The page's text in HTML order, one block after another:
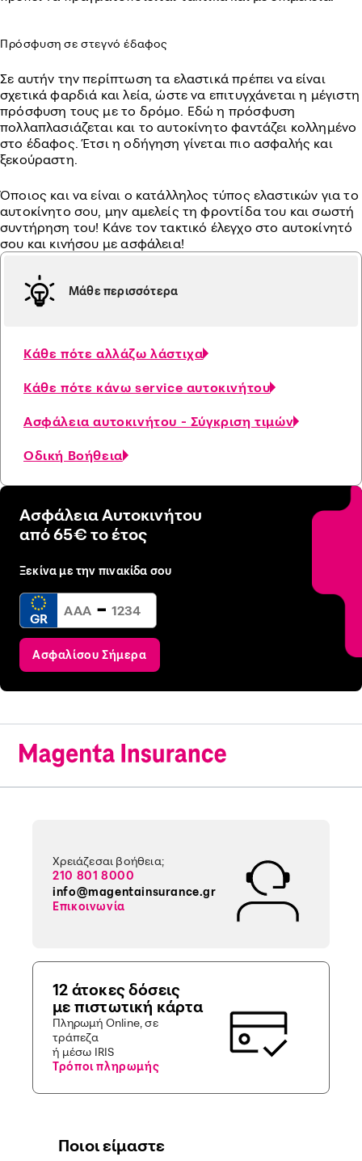
Πρόσφυση σε στεγνό έδαφος
Σε αυτήν την περίπτωση τα ελαστικά πρέπει να είναι
σχετικά φαρδιά και λεία, ώστε να επιτυγχάνεται η μέγιστη
πρόσφυση τους με το δρόμο. Εδώ η πρόσφυση
πολλαπλασιάζεται και το αυτοκίνητο φαντάζει κολλημένο
στο έδαφος. Έτσι η οδήγηση γίνεται πιο ασφαλής και
ξεκούραστη.
Όποιος και να είναι ο κατάλληλος τύπος ελαστικών για το
αυτοκίνητο σου, μην αμελείς τη φροντίδα του και σωστή
συντήρηση του! Κάνε τον τακτικό έλεγχο στο αυτοκίνητό
σου και κινήσου με ασφάλεια!
Μάθε περισσότερα
Κάθε πότε αλλάζω λάστιχα
Κάθε πότε κάνω service αυτοκινήτου
Ασφάλεια αυτοκινήτου - Σύγκριση τιμών
Οδική Βοήθεια
Ασφάλεια Αυτοκινήτου
από 65€ το έτος
Ξεκίνα με την πινακίδα σου
GR -
Ασφαλίσου Σήμερα
Ποιοι είμαστε
Χρειάζεσαι βοήθεια;
210 801 8000
info@magentainsurance.gr
Επικοινωνία
12 άτοκες δόσεις
με πιστωτική κάρτα
Πληρωμή Online, σε
τράπεζα
ή μέσω IRIS
Τρόποι πληρωμής